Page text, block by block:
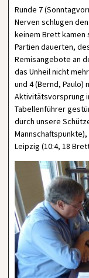
Runde 7
Nerven schlugen
keinem Brett kamen
Partien dauerten,
Remisangebote an
das Unheil nicht
und 4 (Bernd, Paulo)
Aktivitätsvorsprung
Tabellenführer
durch unsere
Leipzig (10:4, 18